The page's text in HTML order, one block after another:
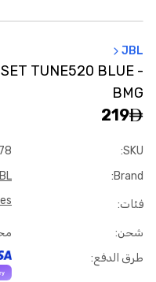
Pitaka Case
MagSafe Charger
Speaker
Galaxy S26 Ultra
JBL
TUNE520 BLUE -
BMG
219
SKU
:
Brand
:
فئات:
شحن:
طرق الدفع: